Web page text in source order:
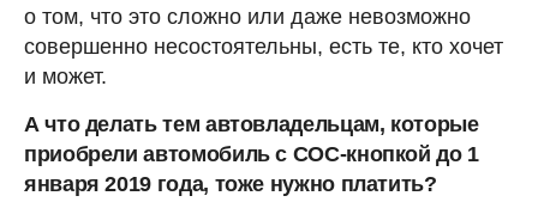
о том, что это сложно или даже невозможно
совершенно несостоятельны, есть те, кто хочет
и может.
А что делать тем автовладельцам, которые
приобрели автомобиль с СОС-кнопкой до 1
января 2019 года, тоже нужно платить?